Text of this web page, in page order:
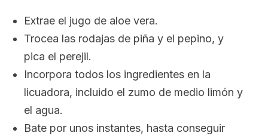
Extrae el jugo de aloe vera.
Trocea las rodajas de piña y el pepino, y
pica el perejil.
Incorpora todos los ingredientes en la
licuadora, incluido el zumo de medio limón y
el agua.
Bate por unos instantes, hasta conseguir